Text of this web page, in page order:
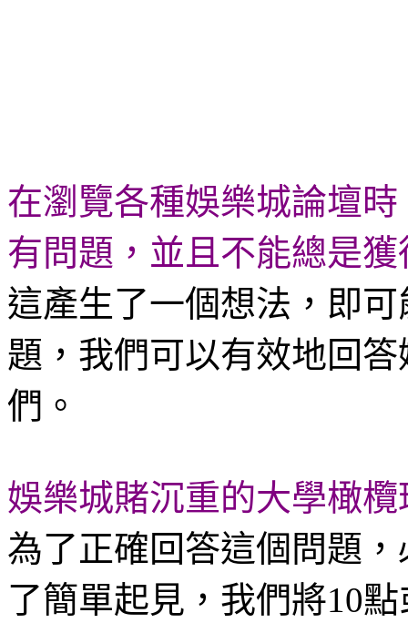
在瀏覽各種娛樂城論壇
有問題，並且不能總是
這產生了一個想法，即
題，我們可以有效地回
們。
娛樂城賭沉重的大學橄
為了正確回答這個問題
了簡單起見，我們將10